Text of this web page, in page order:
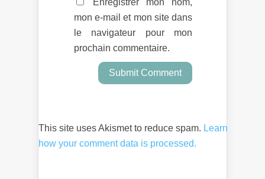
Enregistrer mon nom,
mon e-mail et mon site dans
le navigateur pour mon
prochain commentaire.
This site uses Akismet to reduce spam. Learn
how your comment data is processed.